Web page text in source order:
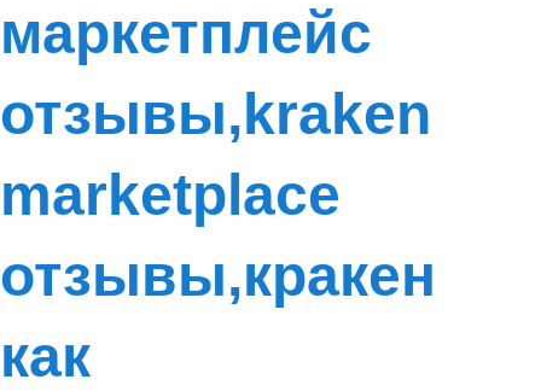
маркетплейс
отзывы,kraken
marketplace
отзывы,кракен
как